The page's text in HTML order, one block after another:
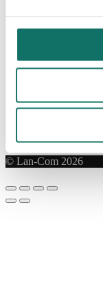
© Lan-Com 2026